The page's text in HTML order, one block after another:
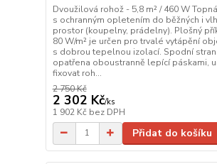
Dvoužilová rohož - 5,8 m² / 460 W
s ochranným opletením do běžných i
prostor (koupelny, prádelny). Plošný
80 W/m² je určen pro trvalé vytápění
s dobrou tepelnou izolací. Spodní
opatřena oboustranně lepící páskami,
fixovat roh...
2 750 Kč
2 302 Kč/ks
1 902 Kč bez DPH
Přidat do košíku